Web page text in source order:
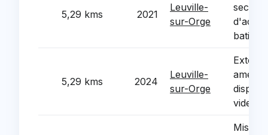
5,29 kms 2021
Leuville-
sur-Orge
5,29 kms 2024
Leuville-
sur-Orge
Mise